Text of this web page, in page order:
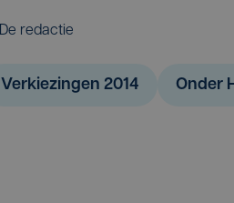
De redactie
Verkiezingen 2014 Onder